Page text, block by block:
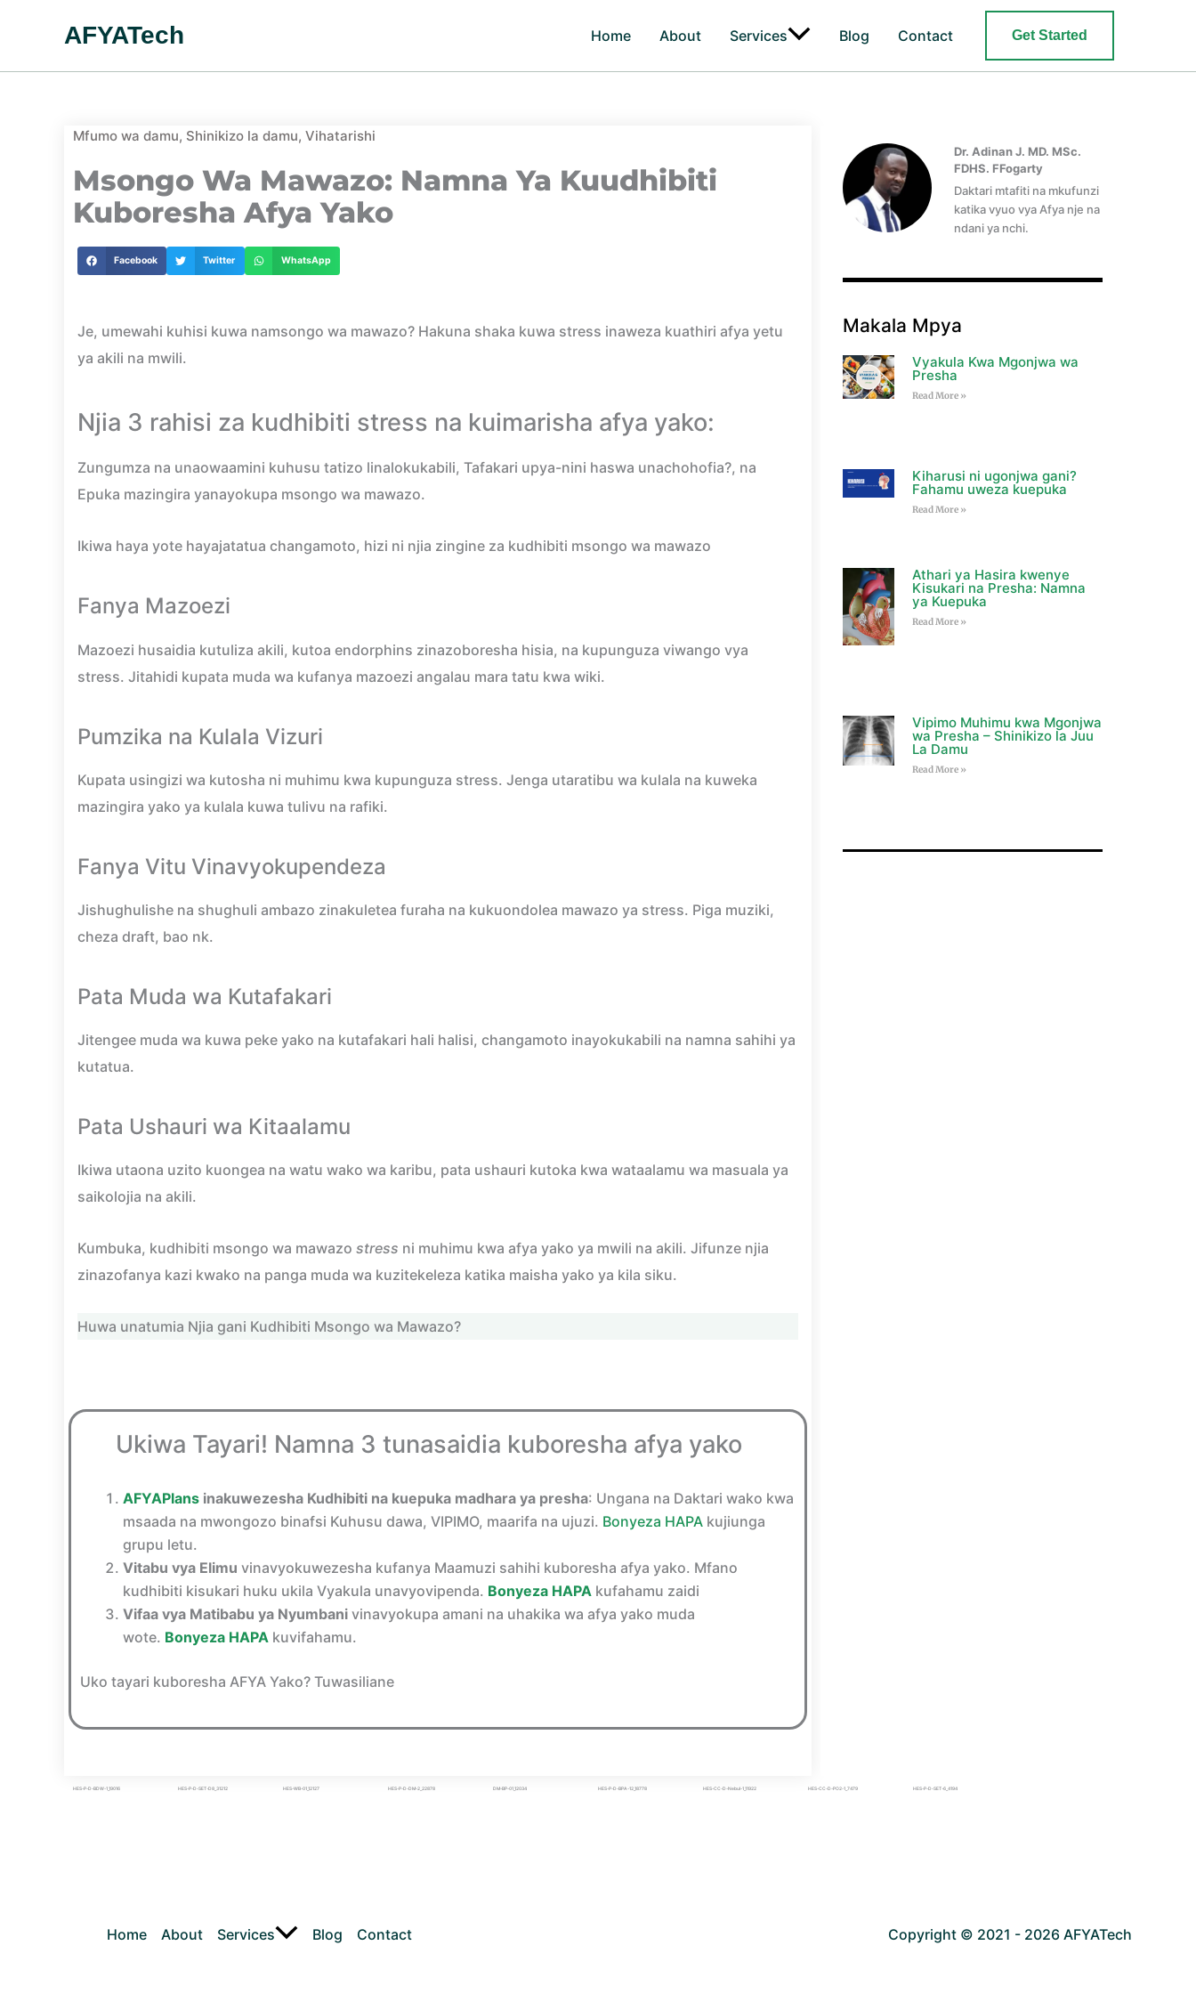
AFYATech Home About Services Blog Contact Get Started
Mfumo wa damu, Shinikizo la damu, Vihatarishi
Msongo Wa Mawazo: Namna Ya Kuudhibiti
Kuboresha Afya Yako
Facebook Twitter WhatsApp
Je, umewahi kuhisi kuwa namsongo wa mawazo? Hakuna shaka kuwa stress inaweza kuathiri afya yetu
ya akili na mwili.
Njia 3 rahisi za kudhibiti stress na kuimarisha afya yako:
Zungumza na unaowaamini kuhusu tatizo linalokukabili, Tafakari upya-nini haswa unachohofia?, na
Epuka mazingira yanayokupa msongo wa mawazo.
Ikiwa haya yote hayajatatua changamoto, hizi ni njia zingine za kudhibiti msongo wa mawazo
Fanya Mazoezi
Mazoezi husaidia kutuliza akili, kutoa endorphins zinazoboresha hisia, na kupunguza viwango vya
stress. Jitahidi kupata muda wa kufanya mazoezi angalau mara tatu kwa wiki.
Pumzika na Kulala Vizuri
Kupata usingizi wa kutosha ni muhimu kwa kupunguza stress. Jenga utaratibu wa kulala na kuweka
mazingira yako ya kulala kuwa tulivu na rafiki.
Fanya Vitu Vinavyokupendeza
Jishughulishe na shughuli ambazo zinakuletea furaha na kukuondolea mawazo ya stress. Piga muziki,
cheza draft, bao nk.
Pata Muda wa Kutafakari
Jitengee muda wa kuwa peke yako na kutafakari hali halisi, changamoto inayokukabili na namna sahihi ya
kutatua.
Pata Ushauri wa Kitaalamu
Ikiwa utaona uzito kuongea na watu wako wa karibu, pata ushauri kutoka kwa wataalamu wa masuala ya
saikolojia na akili.
Kumbuka, kudhibiti msongo wa mawazo stress ni muhimu kwa afya yako ya mwili na akili. Jifunze njia
zinazofanya kazi kwako na panga muda wa kuzitekeleza katika maisha yako ya kila siku.
Huwa unatumia Njia gani Kudhibiti Msongo wa Mawazo?
Ukiwa Tayari! Namna 3 tunasaidia kuboresha afya yako
AFYAPlans inakuwezesha Kudhibiti na kuepuka madhara ya presha: Ungana na Daktari wako kwa
msaada na mwongozo binafsi Kuhusu dawa, VIPIMO, maarifa na ujuzi. Bonyeza HAPA kujiunga
grupu letu.
Vitabu vya Elimu vinavyokuwezesha kufanya Maamuzi sahihi kuboresha afya yako. Mfano
kudhibiti kisukari huku ukila Vyakula unavyovipenda. Bonyeza HAPA kufahamu zaidi
Vifaa vya Matibabu ya Nyumbani vinavyokupa amani na uhakika wa afya yako muda
wote. Bonyeza HAPA kuvifahamu.
Uko tayari kuboresha AFYA Yako? Tuwasiliane
Dr. Adinan J. MD. MSc.
FDHS. FFogarty
Daktari mtafiti na mkufunzi
katika vyuo vya Afya nje na
ndani ya nchi.
Makala Mpya
Vyakula Kwa Mgonjwa wa
Presha
Read More »
Kiharusi ni ugonjwa gani?
Fahamu uweza kuepuka
Read More »
Athari ya Hasira kwenye
Kisukari na Presha: Namna
ya Kuepuka
Read More »
Vipimo Muhimu kwa Mgonjwa
wa Presha – Shinikizo la Juu
La Damu
Read More »
HES-P-D-BDW-1_19016 HES-P-D-SET-D8_31212 HES-WB-01_12127 HES-P-D-DM-2_22878 DM-BP-01_12034 HES-P-D-BPA-12_18778 HES-CC-D-Nebul-1_11922 HES-CC-D-PO2-1_7479 HES-P-D-SET-6_4194
Home About Services Blog Contact Copyright © 2021 - 2026 AFYATech